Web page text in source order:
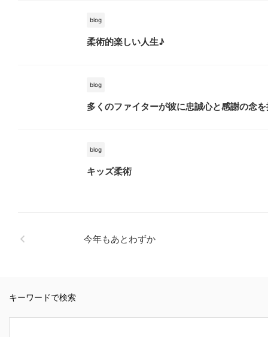
blog
柔術的楽しい人生♪
blog
多くのファイターが彼に忠誠心と感謝の念
blog
キッズ柔術
今年もあとわずか
キーワードで検索